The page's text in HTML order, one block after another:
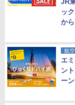
ッ
から
航空
エ
ン
ーン